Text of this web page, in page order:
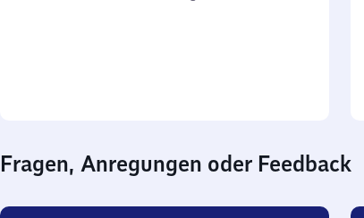
Fragen, Anregungen oder Feedback